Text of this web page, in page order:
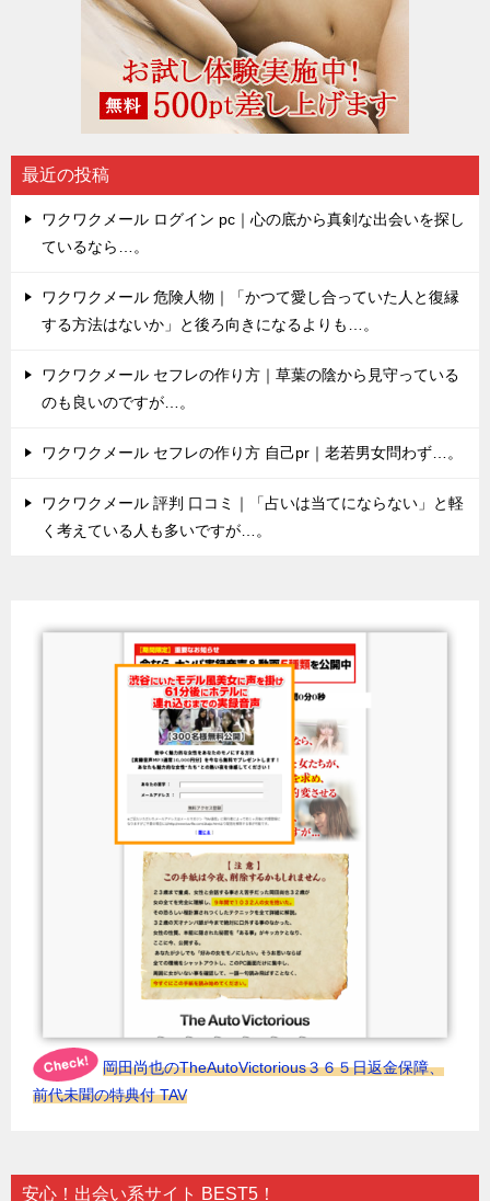
最近の投稿
ワクワクメール ログイン pc｜心の底から真剣な出会いを探し
ているなら…。
ワクワクメール 危険人物｜「かつて愛し合っていた人と復縁
する方法はないか」と後ろ向きになるよりも…。
ワクワクメール セフレの作り方｜草葉の陰から見守っている
のも良いのですが…。
ワクワクメール セフレの作り方 自己pr｜老若男女問わず…。
ワクワクメール 評判 口コミ｜「占いは当てにならない」と軽
く考えている人も多いですが…。
岡田尚也のTheAutoVictorious３６５日返金保障、
前代未聞の特典付 TAV
安心！出会い系サイト BEST5！